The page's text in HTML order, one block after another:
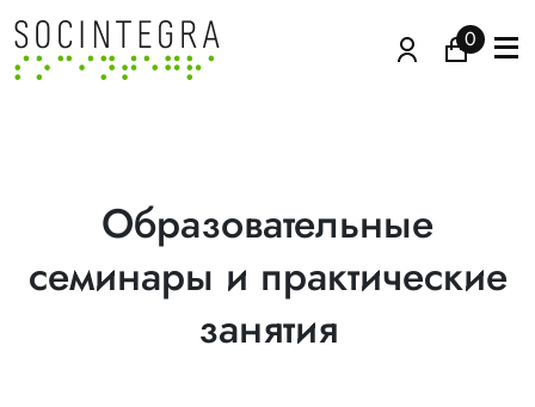
0
Образовательные
семинары и практические
занятия